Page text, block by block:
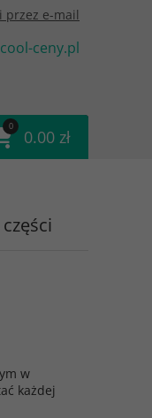
przez e-mail
ceny.pl
0
0.00 zł
w
każdej